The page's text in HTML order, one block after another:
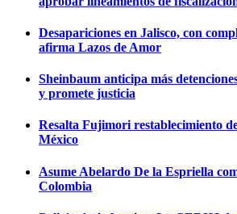
Desapariciones en Jalisco, con
afirma Lazos de Amor
Sheinbaum anticipa más
y promete justicia
Resalta Fujimori restablecimiento
México
Asume Abelardo De la Espriella
Colombia